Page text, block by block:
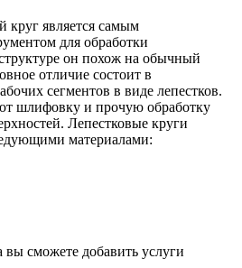
круг является самым
для обработки
он похож на обычный
отличие состоит в
сегментов в виде лепестков.
шлифовку и прочую обработку
Лепестковые круги
материалами:
вы сможете добавить услуги